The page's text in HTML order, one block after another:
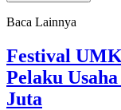
Baca Lainnya
Festival
Pelaku
Juta